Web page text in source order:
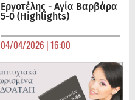
Εργοτέλης - Αγία Βαρβάρα
5-0 (Highlights)
04/04/2026 | 16:00